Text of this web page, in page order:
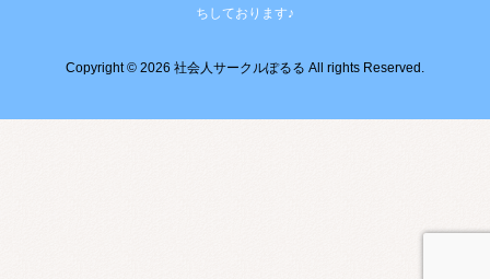
ちしております♪
Copyright © 2026 社会人サークルぽるる All rights Reserved.